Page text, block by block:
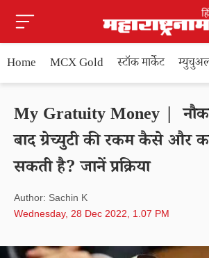
Home MCX Gold स्टॉक मार्केट
My Gratuity Money |
बाद ग्रेच्युटी की रकम कैसे और
सकती है? जानें प्रक्रिया
Author: Sachin K
Wednesday, 28 Dec 2022, 1.07 PM